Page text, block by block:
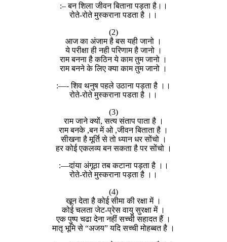
:– बन शिला जीवन बिताना पड़ता है।।
रोते-रोते मुस्कराना पडता है ।।
(2)
आज का अंजाम है बस यही जानो ।
ये परीक्षा ही नही परिणाम है जानो ।
राम बनना है कठिन ये काम तुम जानो ।
राम बनने के लिए क्या काम तुम जानो ।
:—- शिव थनुष पहले उठाना पड़ता है ।।
रोते-रोते मुस्कराना पडता है ।।
(3)
राम जाने क्यों, सत्य संताप पाता है ।
राम बनके ,बन में ओ ,जीवन बिताता है ।
सीखना है मूर्ति से तो ध्यान धर सोंचो ।
हर कोई एकलव्य बन सकता है पर सोंचो ।
:—दांया अंगूठा तब कटाना पड़ता है ।।
रोते-रोते मुस्कराना पड़ता है ।।
(4)
खून देता है कोई सीमा की रक्षा में ।
कोई चलता जेट-प्रेस वायु सुरक्षा में ।
एक पुष्प चढा देना नहीं सच्ची सहादत हैं ।
मातृ भूमि से “अजय” यदि सच्ची मोहब्बत है ।